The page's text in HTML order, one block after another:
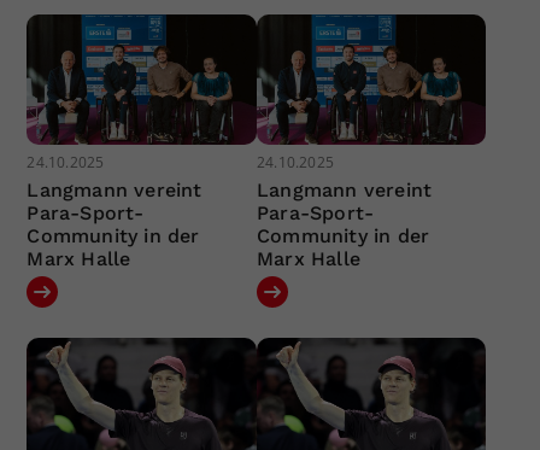
24.10.2025
Langmann vereint
Para-Sport-
Community in der
Marx Halle
24.10.2025
Langmann vereint
Para-Sport-
Community in der
Marx Halle